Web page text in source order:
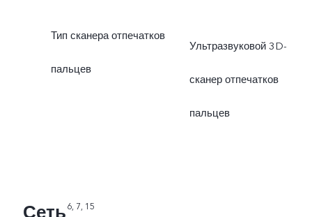
Тип сканера отпечатков
пальцев
Ультразвуковой 3D-
сканер отпечатков
пальцев
6, 7, 15